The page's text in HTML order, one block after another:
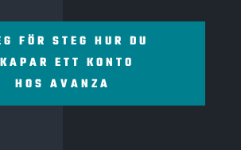
FÖR STEG HUR DU
ETT KONTO
HOS AVANZA